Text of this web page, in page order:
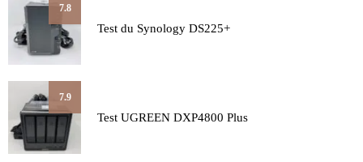
7.8
Test du Synology DS225+
7.9
Test UGREEN DXP4800 Plus